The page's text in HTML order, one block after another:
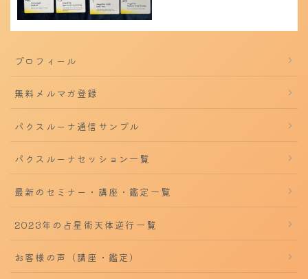
プロフィール
無料メルマガ登録
パクスルーナ通信サンプル
パクスルーナセッション一覧
最新のセミナー・講座・鑑定一覧
2023年の占星術天体逆行一覧
お客様の声（講座・鑑定）